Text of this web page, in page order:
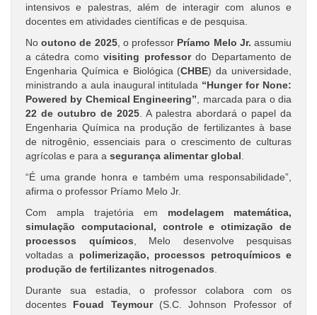
intensivos e palestras, além de interagir com alunos e
docentes em atividades científicas e de pesquisa.
Nooutono de 2025, o professor Príamo Melo Jr. assumiu
a cátedra comovisiting professordo Departamento de
Engenharia Química e Biológica (CHBE) da universidade,
ministrando a aula inaugural intitulada “Hunger for None:
Powered by Chemical Engineering”, marcada para o dia
22 de outubro de 2025. A palestra abordará o papel da
Engenharia Química na produção de fertilizantes à base
de nitrogênio, essenciais para o crescimento de culturas
agrícolas e para a segurança alimentar global.
“É uma grande honra e também uma responsabilidade”,
afirma o professor Príamo Melo Jr.
Com ampla trajetória em modelagem matemática,
simulação computacional, controle e otimização de
processos químicos, Melo desenvolve pesquisas
voltadas a polimerização, processos petroquímicos e
produção de fertilizantes nitrogenados.
Durante sua estadia, o professor colabora com os
docentes Fouad Teymour(S.C. Johnson Professor of